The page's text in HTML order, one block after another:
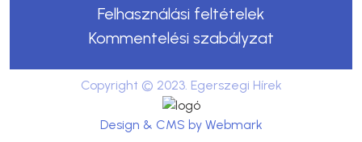
Felhasználási feltételek
Kommentelési szabályzat
Copyright © 2023. Egerszegi Hírek
Design & CMS by Webmark